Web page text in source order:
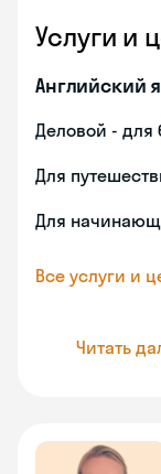
Услуги и
Английский
Деловой - для
Для
Для
Все услуги и
Читать